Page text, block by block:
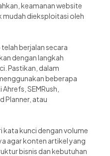
keamanan website
mudah dieksploitasi oleh
berjalan secara
dengan langkah
Pastikan, dalam
beberapa
SEMRush,
Planner, atau
kata kunci dengan volume
agar konten artikel yang
bisnis dan kebutuhan